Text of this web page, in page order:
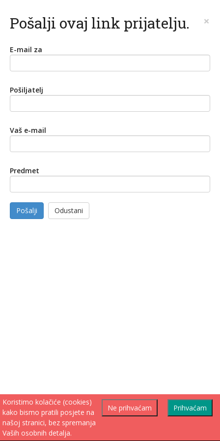
Pošalji ovaj link prijatelju. ×
E-mail za
Pošiljatelj
Vaš e-mail
Predmet
Pošalji Odustani
Prihvaćam
Ne prihvaćam
Koristimo kolačiće (cookies)
kako bismo pratili posjete na
našoj stranici, bez spremanja
Vaših osobnih detalja.